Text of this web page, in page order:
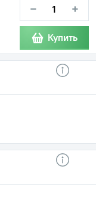
− +
Купить